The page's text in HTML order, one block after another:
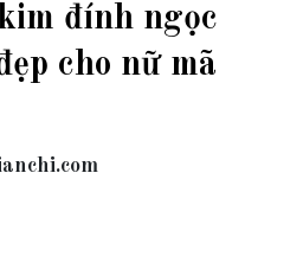
đính ngọc
cho nữ mã